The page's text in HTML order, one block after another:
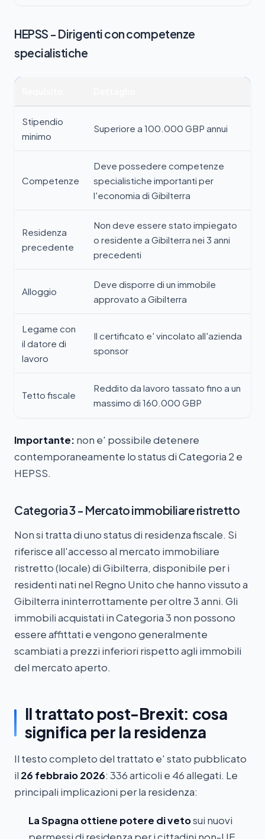
HEPSS - Dirigenti con competenze
specialistiche
Stipendio
minimo
Superiore a 100.000 GBP annui
Competenze
Deve possedere competenze
specialistiche importanti per
l'economia di Gibilterra
Residenza
precedente
Non deve essere stato impiegato
o residente a Gibilterra nei 3 anni
precedenti
Alloggio
Deve disporre di un immobile
approvato a Gibilterra
Legame con
il datore di
lavoro
Il certificato e' vincolato all'azienda
sponsor
Tetto fiscale
Reddito da lavoro tassato fino a un
massimo di 160.000 GBP
Importante: non e' possibile detenere
contemporaneamente lo status di Categoria 2 e
HEPSS.
Categoria 3 - Mercato immobiliare ristretto
Non si tratta di uno status di residenza fiscale. Si
riferisce all'accesso al mercato immobiliare
ristretto (locale) di Gibilterra, disponibile per i
residenti nati nel Regno Unito che hanno vissuto a
Gibilterra ininterrottamente per oltre 3 anni. Gli
immobili acquistati in Categoria 3 non possono
essere affittati e vengono generalmente
scambiati a prezzi inferiori rispetto agli immobili
del mercato aperto.
Il trattato post-Brexit: cosa
significa per la residenza
Il testo completo del trattato e' stato pubblicato
il 26 febbraio 2026: 336 articoli e 46 allegati. Le
principali implicazioni per la residenza:
La Spagna ottiene potere di vetosui nuovi